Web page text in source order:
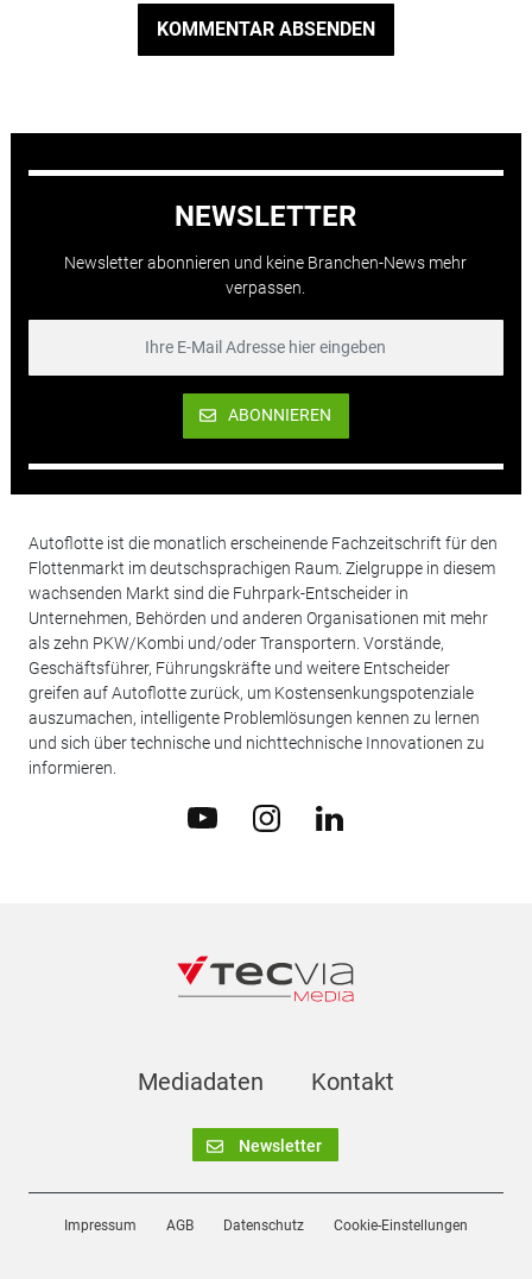
KOMMENTAR ABSENDEN
NEWSLETTER
Newsletter abonnieren und keine Branchen-News mehr
verpassen.
ABONNIEREN
Autoflotte ist die monatlich erscheinende Fachzeitschrift für den
Flottenmarkt im deutschsprachigen Raum. Zielgruppe in diesem
wachsenden Markt sind die Fuhrpark-Entscheider in
Unternehmen, Behörden und anderen Organisationen mit mehr
als zehn PKW/Kombi und/oder Transportern. Vorstände,
Geschäftsführer, Führungskräfte und weitere Entscheider
greifen auf Autoflotte zurück, um Kostensenkungspotenziale
auszumachen, intelligente Problemlösungen kennen zu lernen
und sich über technische und nichttechnische Innovationen zu
informieren.
Mediadaten Kontakt
Newsletter
Impressum AGB Datenschutz Cookie-Einstellungen